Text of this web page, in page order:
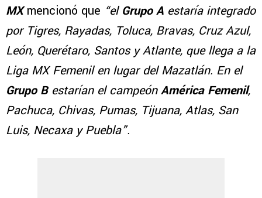
MXmencionó que “el Grupo A estaría integrado
por Tigres, Rayadas, Toluca, Bravas, Cruz Azul,
León, Querétaro, Santos y Atlante, que llega a la
Liga MX Femenil en lugar del Mazatlán. En el
Grupo Bestarían el campeónAmérica Femenil,
Pachuca, Chivas, Pumas, Tijuana, Atlas, San
Luis, Necaxa y Puebla”.